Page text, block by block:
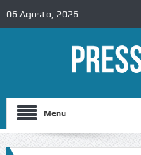
06 Agosto, 2026
Menu